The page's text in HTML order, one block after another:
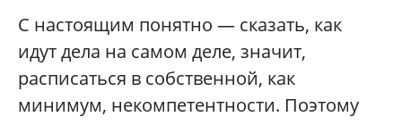
С настоящим понятно — сказать, как
идут дела на самом деле, значит,
расписаться в собственной, как
минимум, некомпетентности. Поэтому